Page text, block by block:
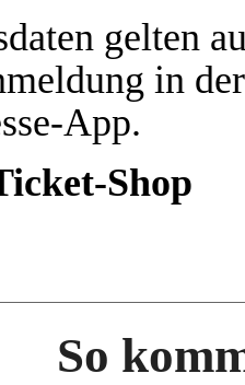
gelten
in der
App.
Shop
So